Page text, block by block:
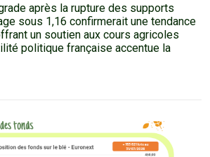
après la rupture des supports
sous 1,16 confirmerait une tendance
un soutien aux cours agricoles
politique française accentue la